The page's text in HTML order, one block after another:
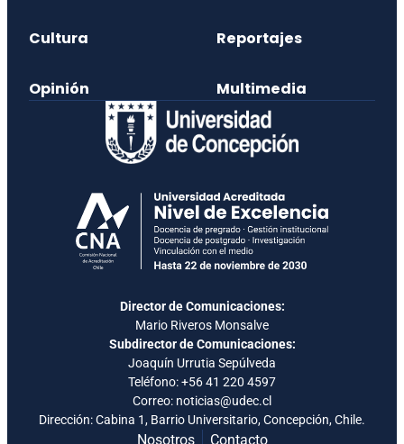
Cultura Reportajes
Opinión Multimedia
Director de Comunicaciones:
Mario Riveros Monsalve
Subdirector de Comunicaciones:
Joaquín Urrutia Sepúlveda
Teléfono:+56 41 220 4597
Correo: noticias@udec.cl
Dirección: Cabina 1, Barrio Universitario, Concepción, Chile.
Nosotros Contacto